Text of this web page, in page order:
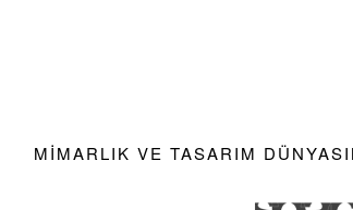
MIMARLIK VE TASARIM